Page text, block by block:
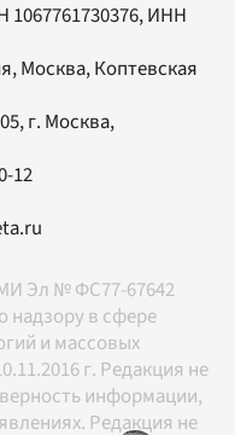
1067761730376, ИНН
Москва, Коптевская
, г. Москва,
12
Эл № ФС77-67642
надзору в сфере
и массовых
г. Редакция не
информации,
Редакция не